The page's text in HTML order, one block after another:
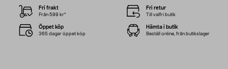
Fri frakt
Från 599 kr*
Fri retur
Till valfri butik
Öppet köp
365 dagar öppet köp
Hämta i butik
Beställ online, från butikslager